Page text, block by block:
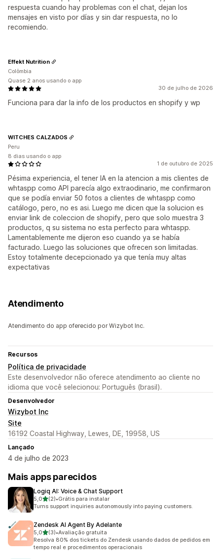
respuesta cuando hay problemas con el chat, dejan los
mensajes en visto por días y sin dar respuesta, no lo
recomiendo.
30 de julho de 2026
Funciona para dar la info de los productos en shopify y wp
Effekt Nutrition
Colômbia
Quase 2 anos usando o app
1 de outubro de 2025
Pésima experiencia, el tener IA en la atencion a mis clientes de
whtaspp como API parecía algo extraodinario, me confirmaron
que se podía enviar 50 fotos a clientes de whtaspp como
catálogo, pero, no es asi. Luego me dicen que la solucion es
enviar link de coleccion de shopify, pero que solo muestra 3
productos, q su sistema no esta perfecto para whtaspp.
Lamentablemente me dijeron eso cuando ya se había
facturado. Luego las soluciones que ofrecen son limitadas.
Estoy totalmente decepcionado ya que tenía muy altas
expectativas
WITCHES CALZADOS
Peru
8 dias usando o app
Atendimento
Atendimento do app oferecido por Wizybot Inc.
Recursos
Política de privacidade
Este desenvolvedor não oferece atendimento ao cliente no
idioma que você selecionou: Português (brasil).
Desenvolvedor
Wizybot Inc
Site
16192 Coastal Highway, Lewes, DE, 19958, US
Lançado
4 de julho de 2023
Mais apps parecidos
Logiq AI: Voice & Chat Support
5,0de 5 estrelas
(2)
2 avaliações ao todo
•Grátis para instalar
Turns support inquiries autonomously into paying customers.
Zendesk AI Agent By Adelante
5,0de 5 estrelas
(3)
3 avaliações ao todo
•Avaliação gratuita
Resolva 80% dos tickets do Zendesk usando dados de pedidos em
tempo real e procedimentos operacionais